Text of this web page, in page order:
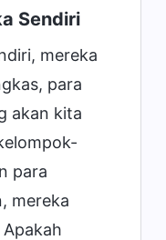
Sendiri
mereka
para
akan kita
para
mereka